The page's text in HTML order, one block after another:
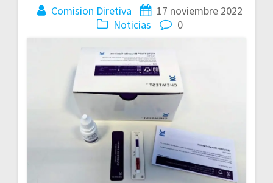
Comision Diretiva
17 noviembre 2022
Noticias
0